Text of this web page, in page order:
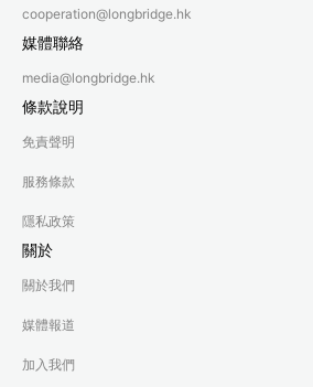
cooperation@longbridge.hk
媒體聯絡
media@longbridge.hk
條款說明
免責聲明
服務條款
隱私政策
關於
關於我們
媒體報道
加入我們